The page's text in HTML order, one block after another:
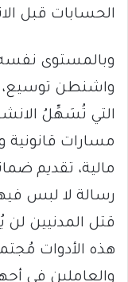
الحسابات قبل
وبالمستوى
واشنطن توسيع،
التي تُسَهِّلُ
مسارات قانونية
مالية، تقديم
رسالة لا لبس
قتل المدنيين لن
هذه الأدوات
والعاملين في